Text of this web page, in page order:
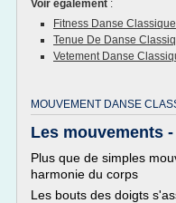
Voir également :
Fitness Danse Classique
Tenue De Danse
Vetement Danse
MOUVEMENT DANSE
Les mouvements
Plus que de simples
harmonie du corps
Les bouts des doigts